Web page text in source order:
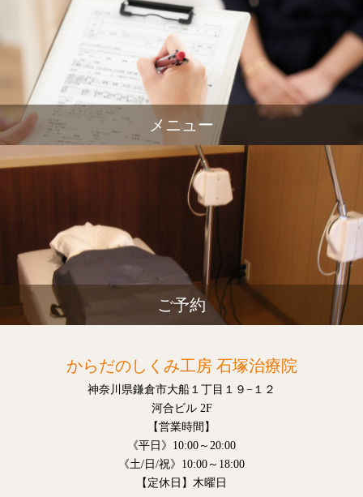
メニュー
ご予約
からだのしくみ工房 石塚治療院
神奈川県鎌倉市大船１丁目１９−１２
河合ビル 2F
【営業時間】
《平日》10:00～20:00
《土/日/祝》10:00～18:00
【定休日】木曜日